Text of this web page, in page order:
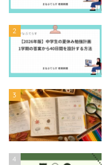
2
3
4